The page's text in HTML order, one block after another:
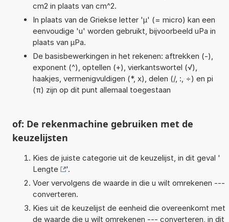
cm2 in plaats van cm^2.
In plaats van de Griekse letter 'µ' (= micro) kan een
eenvoudige 'u' worden gebruikt, bijvoorbeeld uPa in
plaats van µPa.
De basisbewerkingen in het rekenen: aftrekken (-),
exponent (^), optellen (+), vierkantswortel (√),
haakjes, vermenigvuldigen (*, x), delen (/, :, ÷) en pi
(π) zijn op dit punt allemaal toegestaan
of: De rekenmachine gebruiken met de
keuzelijsten
Kies de juiste categorie uit de keuzelijst, in dit geval '
Lengte
'.
Voer vervolgens de waarde in die u wilt omrekenen ---
converteren.
Kies uit de keuzelijst de eenheid die overeenkomt met
de waarde die u wilt omrekenen --- converteren, in dit